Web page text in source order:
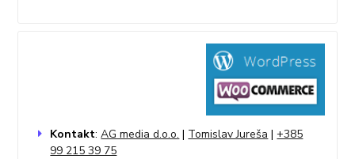
Kontakt:AG media d.o.o. | Tomislav Jureša |+385
99 215 39 75